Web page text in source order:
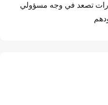
تصعد في وجه مسؤولي